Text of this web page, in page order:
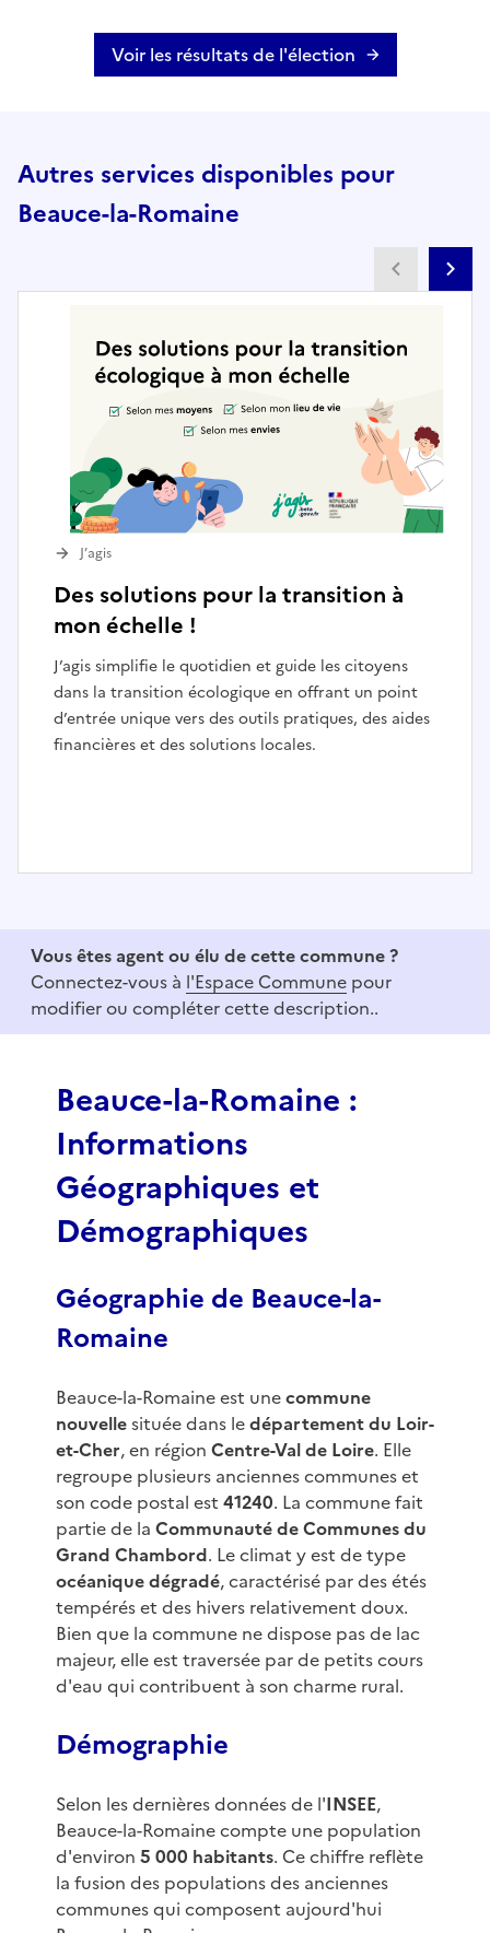
Voir les résultats de l'élection
Autres services disponibles pour
Beauce-la-Romaine
Des solutions pour la transition à
mon échelle !
J’agis simplifie le quotidien et guide les citoyens
dans la transition écologique en offrant un point
d’entrée unique vers des outils pratiques, des aides
financières et des solutions locales.
J’agis
f
Vous êtes agent ou élu de cette commune ?
Connectez-vous à l'Espace Commune pour
modifier ou compléter cette description..
Beauce-la-Romaine :
Informations
Géographiques et
Démographiques
Géographie de Beauce-la-
Romaine
Beauce-la-Romaine est unecommune
nouvellesituée dans ledépartement du Loir-
et-Cher, en région Centre-Val de Loire. Elle
regroupe plusieurs anciennes communes et
son code postal est 41240. La commune fait
partie de la Communauté de Communes du
Grand Chambord. Le climat y est de type
océanique dégradé, caractérisé par des étés
tempérés et des hivers relativement doux.
Bien que la commune ne dispose pas de lac
majeur, elle est traversée par de petits cours
d'eau qui contribuent à son charme rural.
Démographie
Selon les dernières données de l'INSEE,
Beauce-la-Romaine compte une population
d'environ 5 000 habitants. Ce chiffre reflète
la fusion des populations des anciennes
communes qui composent aujourd'hui